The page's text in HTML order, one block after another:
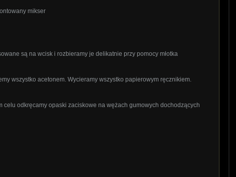
mikser
są na wcisk i rozbieramy je delikatnie przy pomocy młotka
wszystko acetonem. Wycieramy wszystko papierowym ręcznikiem.
odkręcamy opaski zaciskowe na wężach gumowych dochodzących